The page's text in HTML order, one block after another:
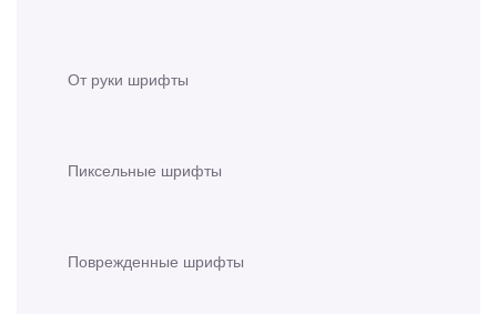
От руки шрифты
Пиксельные шрифты
Поврежденные шрифты